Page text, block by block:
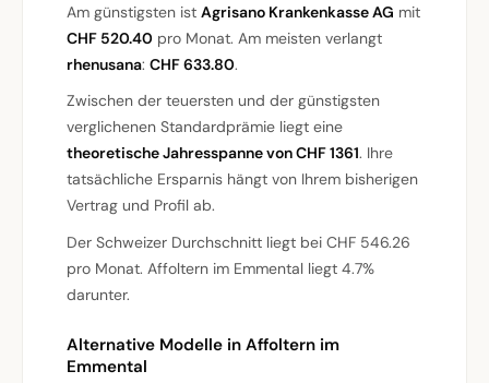
Am günstigsten ist Agrisano Krankenkasse AG mit
CHF 520.40 pro Monat. Am meisten verlangt
rhenusana: CHF 633.80.
Zwischen der teuersten und der günstigsten
verglichenen Standardprämie liegt eine
theoretische Jahresspanne von CHF 1361. Ihre
tatsächliche Ersparnis hängt von Ihrem bisherigen
Vertrag und Profil ab.
Der Schweizer Durchschnitt liegt bei CHF 546.26
pro Monat. Affoltern im Emmental liegt 4.7%
darunter.
Alternative Modelle in Affoltern im
Emmental